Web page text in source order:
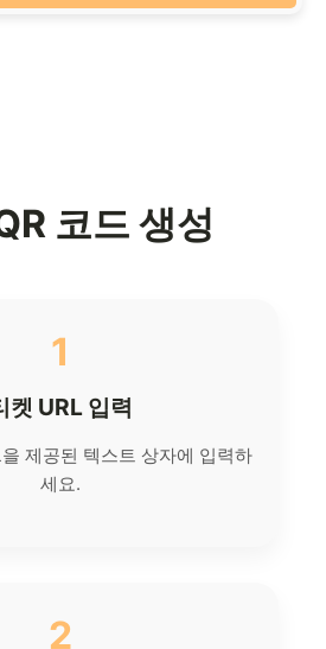
코드 생성
1
켓 URL 입력
제공된 텍스트 상자에 입력하
세요.
2